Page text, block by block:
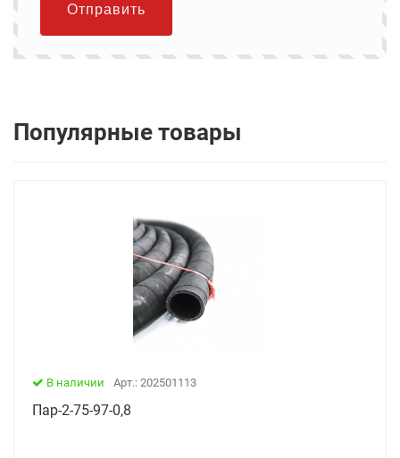
Отправить
Популярные товары
В наличии Арт.: 202501113
Пар-2-75-97-0,8